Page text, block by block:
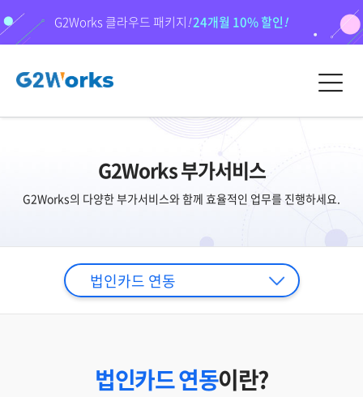
G2Works 클라우드 패키지!24개월 10% 할인!
G2Works 부가서비스
G2Works의 다양한 부가서비스와 함께 효율적인 업무를 진행하세요.
법인카드 연동이란?